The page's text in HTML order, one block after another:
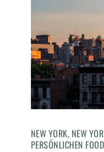
NEW YORK, NEW
PERSÖNLICHEN